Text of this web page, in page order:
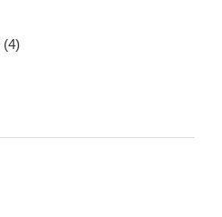
(4)